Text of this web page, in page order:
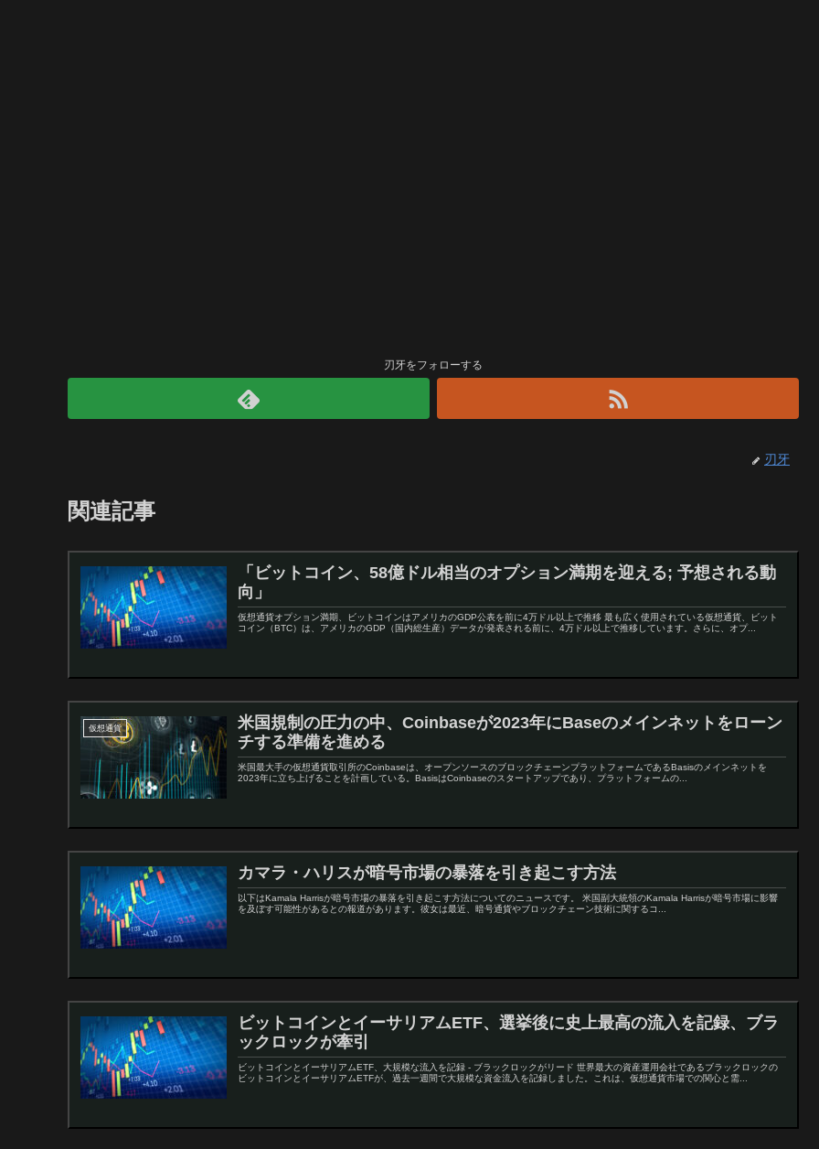
刃牙をフォローする
刃牙
関連記事
「ビットコイン、58億ドル相当のオプション満期を迎える; 予想される動
向」
仮想通貨オプション満期、ビットコインはアメリカのGDP公表を前に4万ドル以上で推移 最も広く使用されている仮想通貨、ビット
コイン（BTC）は、アメリカのGDP（国内総生産）データが発表される前に、4万ドル以上で推移しています。さらに、オプ...
仮想通貨
米国規制の圧力の中、Coinbaseが2023年にBaseのメインネットをローン
チする準備を進める
米国最大手の仮想通貨取引所のCoinbaseは、オープンソースのブロックチェーンプラットフォームであるBasisのメインネットを
2023年に立ち上げることを計画している。BasisはCoinbaseのスタートアップであり、プラットフォームの...
カマラ・ハリスが暗号市場の暴落を引き起こす方法
以下はKamala Harrisが暗号市場の暴落を引き起こす方法についてのニュースです。 米国副大統領のKamala Harrisが暗号市場に影響
を及ぼす可能性があるとの報道があります。彼女は最近、暗号通貨やブロックチェーン技術に関するコ...
ビットコインとイーサリアムETF、選挙後に史上最高の流入を記録、ブラ
ックロックが牽引
ビットコインとイーサリアムETF、大規模な流入を記録 - ブラックロックがリード 世界最大の資産運用会社であるブラックロックの
ビットコインとイーサリアムETFが、過去一週間で大規模な資金流入を記録しました。これは、仮想通貨市場での関心と需...